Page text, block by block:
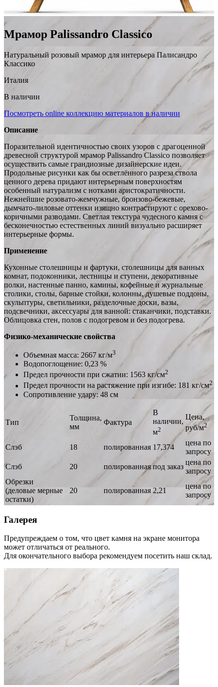
Мрамор Palissandro Сlassico
Натуральный розовый мрамор для интерьера Палисандро
Классико
Италия
В наличии
Посмотреть online коллекцию материалов в наличии
Описание
Поразительной идентичностью своих узоров с драгоценной
древесной структурой мрамор Palissandro Сlassico позволяет
осуществить самые грандиозные дизайнерские идеи.
Продольные рисунки как бы осветлённого разреза ствола
ценного дерева придают интерьерным поверхностям
особенный натурализм с нотками аристократичности.
Нежнейшие розовато-жемчужные, бронзово-бежевые,
дымчато-лиловые оттенки изящно контрастируют с орехово-
коричными разводами. Светлая текстура чудесного камня с
бесконечностью естественных линий визуально расширяет
интерьерные формы.
Применение
Кухонные столешницы и фартуки, столешницы для ванных
комнат, подоконники, лестницы и ступени, декоративные
полки, настенные панно, камины, кофейные и журнальные
столики, столы, барные стойки, колонны, душевые поддоны,
скульптуры, светильники, разделочные доски, вазы,
подсвечники, аксессуары для ванной: стаканчики, подставки.
Облицовка стен, полов с подогревом и без подогрева.
Физико-механические свойства
Объемная масса: 2667 кг/м3
Водопоглощение: 0,23 %
Предел прочности при сжатии: 1563 кг/см2
Предел прочности на растяжение при изгибе: 181 кг/см2
Сопротивление удару: 48 см
Тип
Толщина,
мм
Фактура
В
наличии,
м2
Цена,
руб/м2
Слэб 18 полированная 17,374
цена по
запросу
Слэб
20 полированная под заказ
цена по
запросу
Обрезки
(деловые мерные
остатки)
20 полированная 2,21
цена по
запросу
Галерея
Предупреждаем о том, что цвет камня на экране монитора
может отличаться от реального.
Для окончательного выбора рекомендуем посетить наш склад.